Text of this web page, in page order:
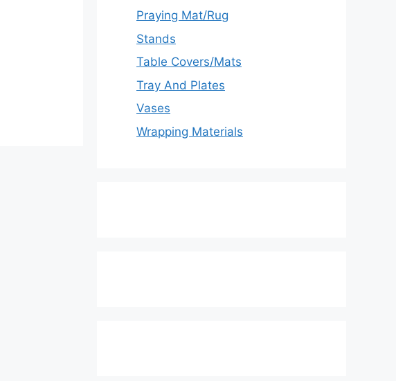
Praying Mat/Rug
Stands
Table Covers/Mats
Tray And Plates
Vases
Wrapping Materials